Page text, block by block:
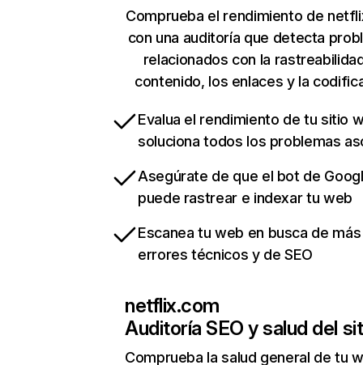
Comprueba el rendimiento de
con una auditoría que detecta
relacionados con la
contenido, los enlaces y la
Evalua el rendimiento de tu sitio
soluciona todos los problemas
Asegúrate de que el bot de
puede rastrear e indexar tu web
Escanea tu web en busca de
errores técnicos y de SEO
netflix.com
Auditoría SEO y salud del
Comprueba la salud general de tu